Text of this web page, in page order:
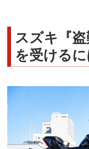
スズキ『盗
を受けるに